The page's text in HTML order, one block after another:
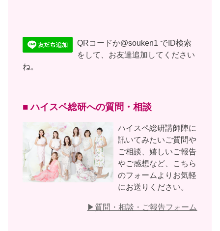
QRコードか@souken1 でID検索
をして、お友達追加してください
ね。
■ ハイスペ総研への質問・相談
ハイスペ総研講師陣に
訊いてみたいご質問や
ご相談、嬉しいご報告
やご感想など、こちら
のフォームよりお気軽
にお送りください。
▶︎質問・相談・ご報告フォーム